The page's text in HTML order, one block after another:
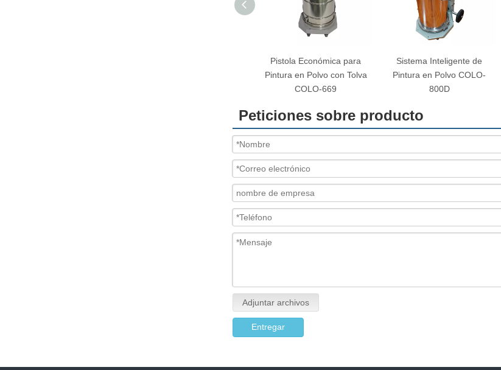
Pistola Económica para
Pintura en Polvo con Tolva
COLO-669
Sistema Inteligente de
Pintura en Polvo COLO-
800D
Peticiones sobre producto
Adjuntar archivos
Entregar